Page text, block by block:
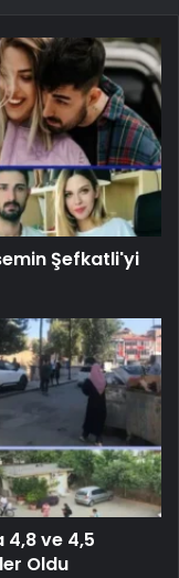
Şefkatli'yi
4,8 ve 4,5
Oldu